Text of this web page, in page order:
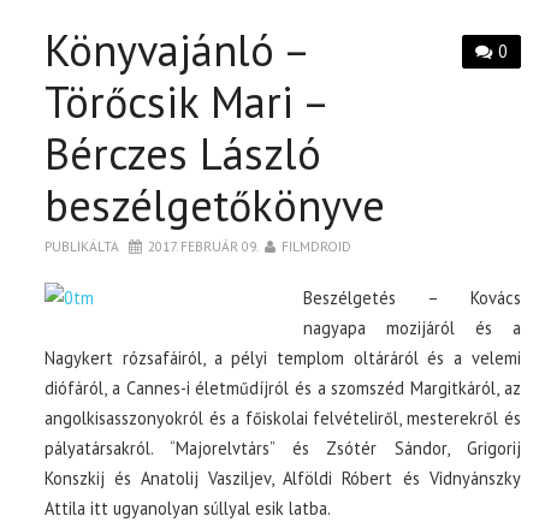
0
Könyvajánló –
Törőcsik Mari –
Bérczes László
beszélgetőkönyve
PUBLIKÁLTA 2017. FEBRUÁR 09. FILMDROID
Beszélgetés – Kovács
nagyapa mozijáról és a
Nagykert rózsafáiról, a pélyi templom oltáráról és a velemi
diófáról, a Cannes-i életműdíjról és a szomszéd Margitkáról, az
angolkisasszonyokról és a főiskolai felvételiről, mesterekről és
pályatársakról. “Majorelvtárs” és Zsótér Sándor, Grigorij
Konszkij és Anatolij Vasziljev, Alföldi Róbert és Vidnyánszky
Attila itt ugyanolyan súllyal esik latba.